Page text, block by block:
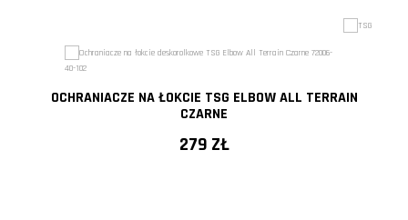
OCHRANIACZE NA ŁOKCIE TSG ELBOW ALL TERRAIN
CZARNE
279 ZŁ